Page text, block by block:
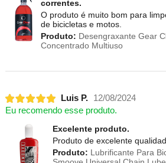
correntes.
O produto é muito bom para
de bicicletas e motos.
Produto: Desengraxante Gear
Concentrado Multiuso
Luis P.
12/08/2024
Eu recomendo esse produto.
Excelente produto.
Produto de excelente
Produto: Lubrificante Para